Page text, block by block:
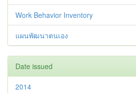
Work Behavior Inventory
แผนพัฒนาตนเอง
Date issued
2014